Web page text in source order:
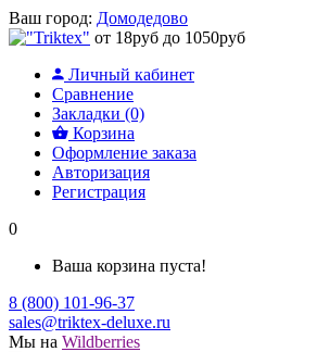
Ваш город: Домодедово
от 18руб до 1050руб
Личный кабинет
Сравнение
Закладки (0)
Корзина
Оформление заказа
Авторизация
Регистрация
0
Ваша корзина пуста!
8 (800) 101-96-37
sales@triktex-deluxe.ru
Мы на Wildberries